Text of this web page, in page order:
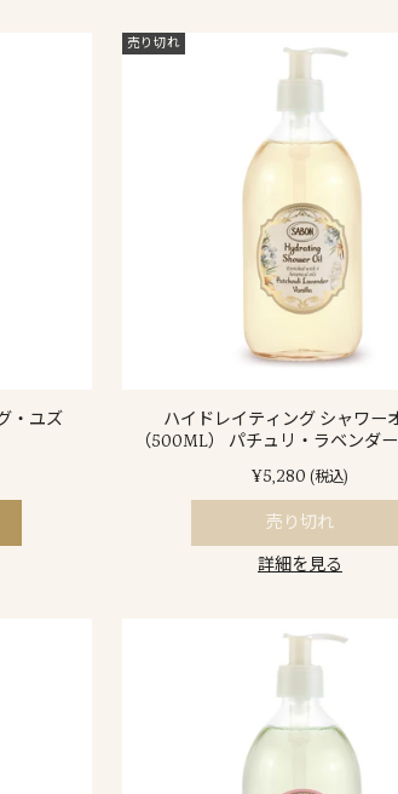
・ユズ
売り切れ
ハイドレイティング シャワー
（500ML） パチュリ・ラベンダ
¥5,280 (税込)
売り切れ
詳細を見る